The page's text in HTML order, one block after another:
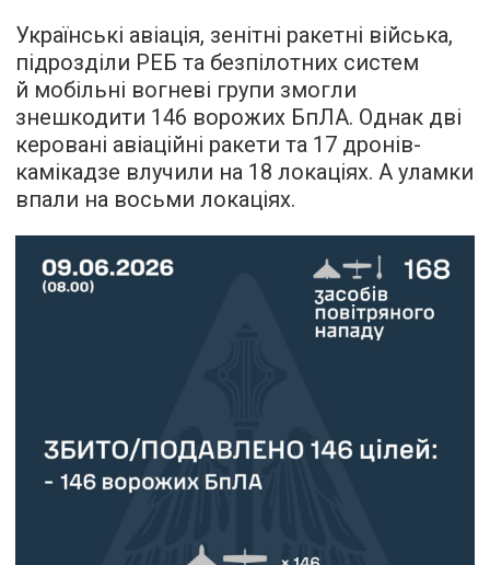
Українські авіація, зенітні ракетні війська,
підрозділи РЕБ та безпілотних систем
й мобільні вогневі групи змогли
знешкодити 146 ворожих БпЛА. Однак дві
керовані авіаційні ракети та 17 дронів-
камікадзе влучили на 18 локаціях. А уламки
впали на восьми локаціях.